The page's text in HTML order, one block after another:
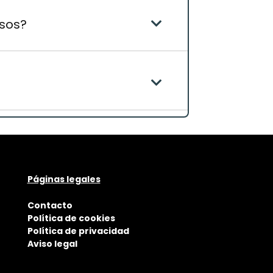
Páginas legales
Contacto
Política de cookies
Política de privacidad
Aviso legal